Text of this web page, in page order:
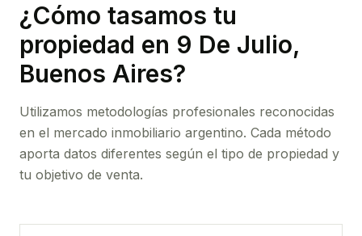
¿Cómo tasamos tu
propiedad en 9 De Julio,
Buenos Aires?
Utilizamos metodologías profesionales reconocidas
en el mercado inmobiliario argentino. Cada método
aporta datos diferentes según el tipo de propiedad y
tu objetivo de venta.